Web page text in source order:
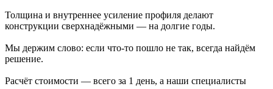
Толщина и внутреннее усиление профиля делают
конструкции сверхнадёжными — на долгие годы.
Мы держим слово: если что‑то пошло не так, всегда найдём
решение.
Расчёт стоимости — всего за 1 день, а наши специалисты